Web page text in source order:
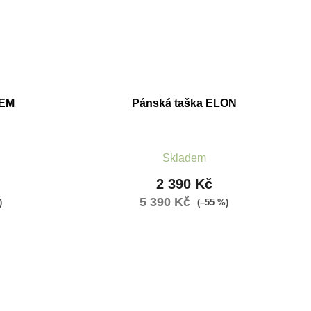
Pánská taška ELON
Skladem
2 390 Kč
5 390 Kč (–55 %)